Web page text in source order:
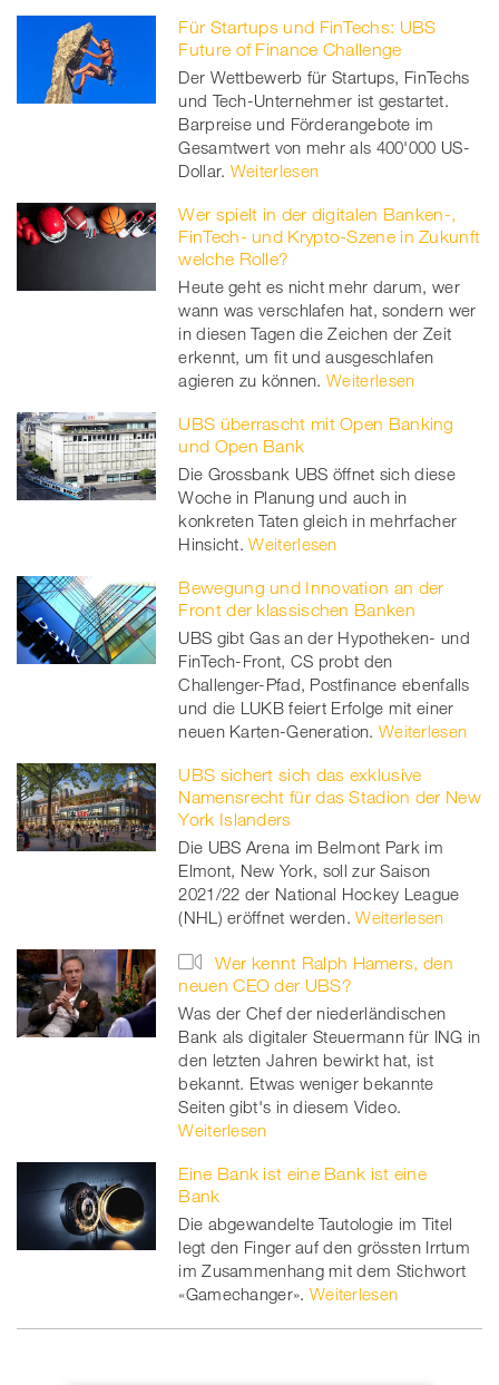
Für Startups und FinTechs: UBS
Future of Finance Challenge
Der Wettbewerb für Startups, FinTechs
und Tech-Unternehmer ist gestartet.
Barpreise und Förderangebote im
Gesamtwert von mehr als 400'000 US-
Dollar. Weiterlesen
Wer spielt in der digitalen Banken-,
FinTech- und Krypto-Szene in Zukunft
welche Rolle?
Heute geht es nicht mehr darum, wer
wann was verschlafen hat, sondern wer
in diesen Tagen die Zeichen der Zeit
erkennt, um fit und ausgeschlafen
agieren zu können. Weiterlesen
UBS überrascht mit Open Banking
und Open Bank
Die Grossbank UBS öffnet sich diese
Woche in Planung und auch in
konkreten Taten gleich in mehrfacher
Hinsicht. Weiterlesen
Bewegung und Innovation an der
Front der klassischen Banken
UBS gibt Gas an der Hypotheken- und
FinTech-Front, CS probt den
Challenger-Pfad, Postfinance ebenfalls
und die LUKB feiert Erfolge mit einer
neuen Karten-Generation. Weiterlesen
UBS sichert sich das exklusive
Namensrecht für das Stadion der New
York Islanders
Die UBS Arena im Belmont Park im
Elmont, New York, soll zur Saison
2021/22 der National Hockey League
(NHL) eröffnet werden. Weiterlesen
Wer kennt Ralph Hamers, den
neuen CEO der UBS?
Was der Chef der niederländischen
Bank als digitaler Steuermann für ING in
den letzten Jahren bewirkt hat, ist
bekannt. Etwas weniger bekannte
Seiten gibt's in diesem Video.
Weiterlesen
Eine Bank ist eine Bank ist eine
Bank
Die abgewandelte Tautologie im Titel
legt den Finger auf den grössten Irrtum
im Zusammenhang mit dem Stichwort
«Gamechanger». Weiterlesen